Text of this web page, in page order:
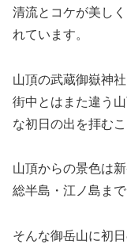
清流とコケが美しく
れています。
山頂の武蔵御嶽神社
街中とはまた違う
な初日の出を拝むこ
山頂からの景色は
総半島・江ノ島ま
そんな御岳山に初